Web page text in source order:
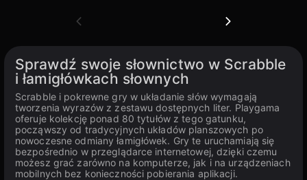
Sprawdź swoje słownictwo w Scrabble
i łamigłówkach słownych
Scrabble i pokrewne gry w układanie słów wymagają
tworzenia wyrazów z zestawu dostępnych liter. Playgama
oferuje kolekcję ponad 80 tytułów z tego gatunku,
począwszy od tradycyjnych układów planszowych po
nowoczesne odmiany łamigłówek. Gry te uruchamiają się
bezpośrednio w przeglądarce internetowej, dzięki czemu
możesz grać zarówno na komputerze, jak i na urządzeniach
mobilnych bez konieczności pobierania aplikacji.